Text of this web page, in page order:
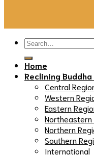
Home
Reclining
Central
Western
Eastern
Northeastern
Northern
Southern
International